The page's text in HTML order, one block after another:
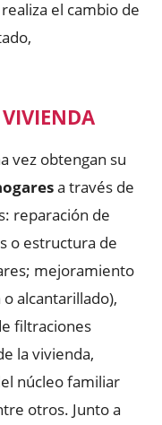
el cambio de
vez obtengan su
a través de
reparación de
o estructura de
mejoramiento
alcantarillado),
filtraciones
la vivienda,
núcleo familiar
otros. Junto a